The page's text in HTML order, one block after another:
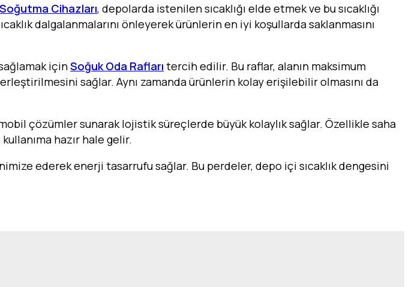
Soğutma Cihazları, depolarda istenilen sıcaklığı elde etmek ve bu sıcaklığı
dalgalanmalarını önleyerek ürünlerin en iyi koşullarda saklanmasını
içinSoğuk Oda Rafları tercih edilir. Bu raflar, alanın maksimum
sağlar. Aynı zamanda ürünlerin kolay erişilebilir olmasını da
çözümler sunarak lojistik süreçlerde büyük kolaylık sağlar. Özellikle saha
hazır hale gelir.
ederek enerji tasarrufu sağlar. Bu perdeler, depo içi sıcaklık dengesini